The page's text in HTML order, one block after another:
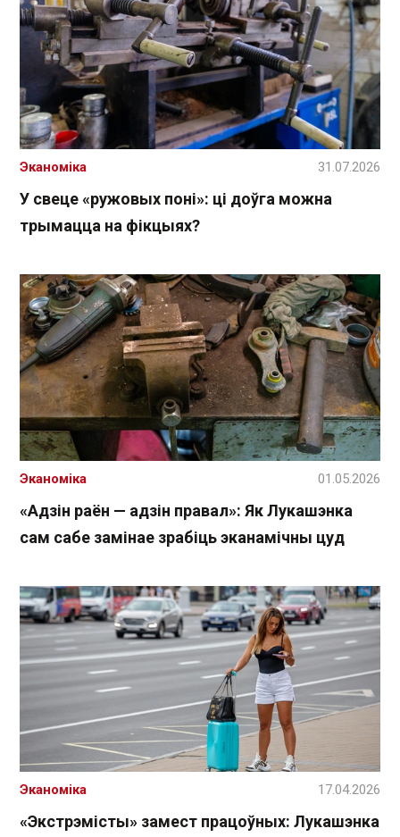
У свеце «ружовых поні»: ці доўга можна
трымацца на фікцыях?
Эканоміка 31.07.2026
«Адзін раён — адзін правал»: Як Лукашэнка
сам сабе замінае зрабіць эканамічны цуд
Эканоміка 01.05.2026
«Экстрэмісты» замест працоўных: Лукашэнка
Эканоміка 17.04.2026